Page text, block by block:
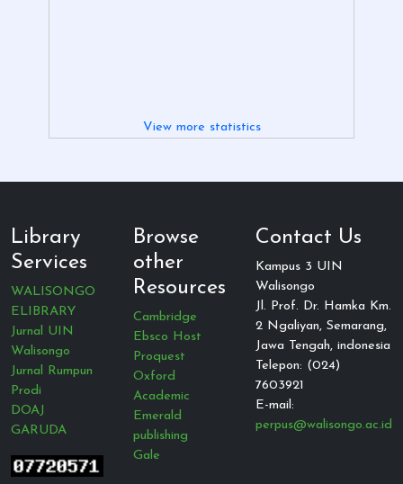
View more statistics
Library
Services
WALISONGO
ELIBRARY
Jurnal UIN
Walisongo
Jurnal Rumpun
Prodi
DOAJ
GARUDA
Browse
other
Resources
Cambridge
Ebsco Host
Proquest
Oxford
Academic
Emerald
publishing
Gale
Contact Us
Kampus 3 UIN
Walisongo
Jl. Prof. Dr. Hamka Km.
2 Ngaliyan, Semarang,
Jawa Tengah, indonesia
Telepon: (024)
7603921
E-mail:
perpus@walisongo.ac.id